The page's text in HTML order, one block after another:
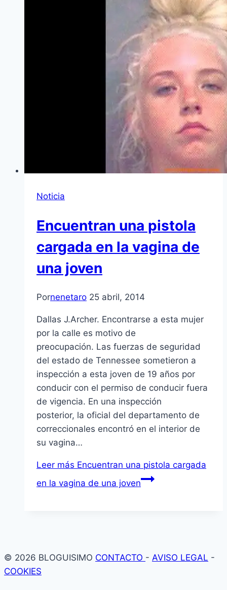
Noticia
Encuentran una pistola
cargada en la vagina de
una joven
Pornenetaro 25 abril, 2014
Dallas J.Archer. Encontrarse a esta mujer
por la calle es motivo de
preocupación. Las fuerzas de seguridad
del estado de Tennessee sometieron a
inspección a esta joven de 19 años por
conducir con el permiso de conducir fuera
de vigencia. En una inspección
posterior, la oficial del departamento de
correccionales encontró en el interior de
su vagina…
Leer más Encuentran una pistola cargada
en la vagina de una joven
© 2026 BLOGUISIMO CONTACTO - AVISO LEGAL -
COOKIES